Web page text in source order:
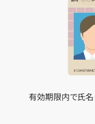
有効期限内で氏名